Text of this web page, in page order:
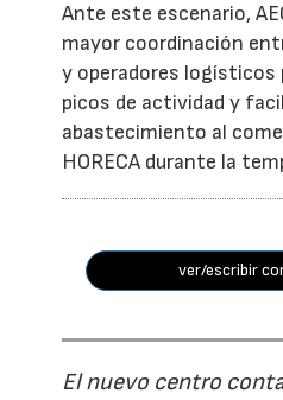
Ante este escenario,
mayor coordinación
y operadores logísticos
picos de actividad y
abastecimiento al
HORECA durante la
ver/escribir
El nuevo centro